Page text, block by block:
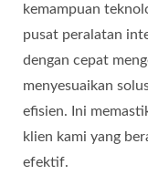
kemampuan
pusat peralatan
dengan cepat
menyesuaikan
efisien. Ini
klien kami yang
efektif.